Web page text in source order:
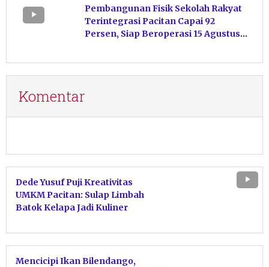
Pembangunan Fisik Sekolah Rakyat
Terintegrasi Pacitan Capai 92
Persen, Siap Beroperasi 15 Agustus
Komentar
Dede Yusuf Puji Kreativitas
UMKM Pacitan: Sulap Limbah
Batok Kelapa Jadi Kuliner
Mencicipi Ikan Bilendango,